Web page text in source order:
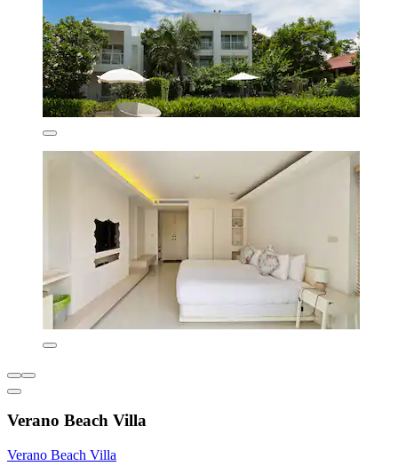
Verano Beach Villa
Verano Beach Villa